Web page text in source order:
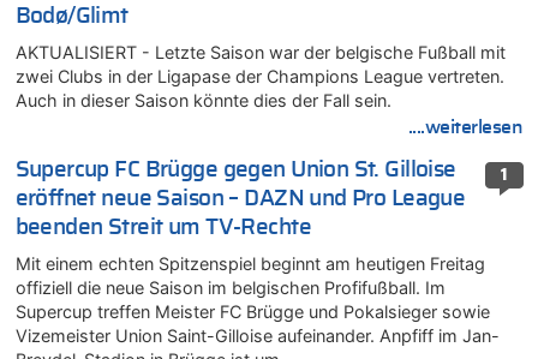
Bodø/Glimt
AKTUALISIERT - Letzte Saison war der belgische Fußball mit
zwei Clubs in der Ligapase der Champions League vertreten.
Auch in dieser Saison könnte dies der Fall sein.
....weiterlesen
1
Supercup FC Brügge gegen Union St. Gilloise
eröffnet neue Saison – DAZN und Pro League
beenden Streit um TV-Rechte
Mit einem echten Spitzenspiel beginnt am heutigen Freitag
offiziell die neue Saison im belgischen Profifußball. Im
Supercup treffen Meister FC Brügge und Pokalsieger sowie
Vizemeister Union Saint-Gilloise aufeinander. Anpfiff im Jan-